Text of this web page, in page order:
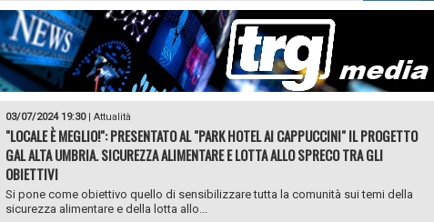
03/07/2024 19:30| Attualità
"LOCALE È MEGLIO!": PRESENTATO AL "PARK HOTEL AI CAPPUCCINI" IL PROGETTO
GAL ALTA UMBRIA. SICUREZZA ALIMENTARE E LOTTA ALLO SPRECO TRA GLI
OBIETTIVI
Si pone come obiettivo quello di sensibilizzare tutta la comunità sui temi della
sicurezza alimentare e della lotta allo...